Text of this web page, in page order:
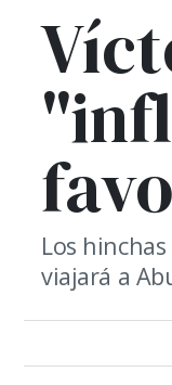
Los
viajará a